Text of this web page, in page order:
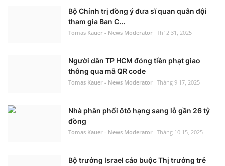
Bộ Chính trị đồng ý đưa sĩ quan quân đội
tham gia Ban C...
Tomas Kauer - News Moderator Th12 31, 2025
Người dân TP HCM đóng tiền phạt giao
thông qua mã QR code
Tomas Kauer - News Moderator Tháng 9 17, 2025
Nhà phân phối ôtô hạng sang lỗ gần 26 tỷ
đồng
Tomas Kauer - News Moderator Tháng 10 15, 2025
Bộ trưởng Israel cáo buộc Thị trưởng trẻ